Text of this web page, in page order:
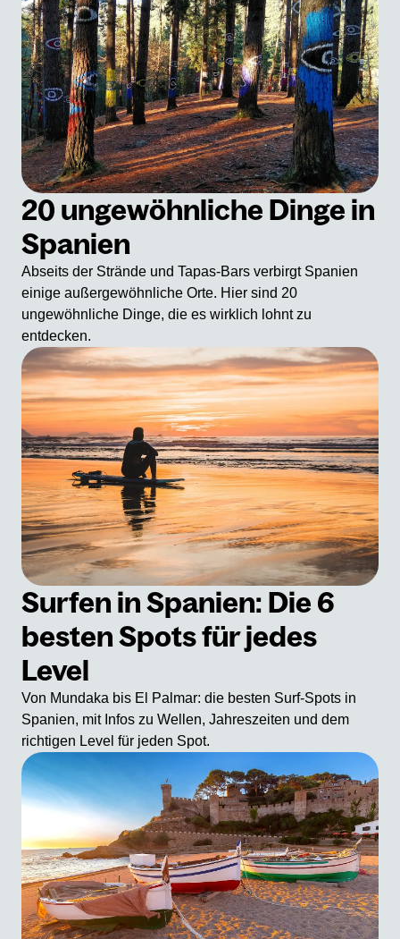
20 ungewöhnliche Dinge in
Spanien
Abseits der Strände und Tapas-Bars verbirgt Spanien
einige außergewöhnliche Orte. Hier sind 20
ungewöhnliche Dinge, die es wirklich lohnt zu
entdecken.
Surfen in Spanien: Die 6
besten Spots für jedes
Level
Von Mundaka bis El Palmar: die besten Surf-Spots in
Spanien, mit Infos zu Wellen, Jahreszeiten und dem
richtigen Level für jeden Spot.